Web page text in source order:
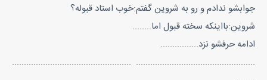
جوابشو ندادم و رو به شروین گفتم:خوب استاد قبوله؟
شروین:بااینکه سخته قبول اما........
ادامه حرفشو نزد................
.................................................. ..................................................